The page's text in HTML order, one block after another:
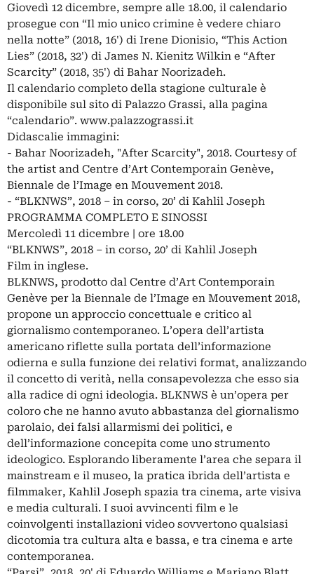
Giovedì 12 dicembre, sempre alle 18.00, il calendario
prosegue con “Il mio unico crimine è vedere chiaro
nella notte” (2018, 16') di Irene Dionisio, “This Action
Lies” (2018, 32') di James N. Kienitz Wilkin e “After
Scarcity” (2018, 35') di Bahar Noorizadeh.
Il calendario completo della stagione culturale è
disponibile sul sito di Palazzo Grassi, alla pagina
“calendario”. www.palazzograssi.it
Didascalie immagini:
- Bahar Noorizadeh, "After Scarcity", 2018. Courtesy of
the artist and Centre d’Art Contemporain Genève,
Biennale de l’Image en Mouvement 2018.
- “BLKNWS”, 2018 – in corso, 20’ di Kahlil Joseph
PROGRAMMA COMPLETO E SINOSSI
Mercoledì 11 dicembre | ore 18.00
“BLKNWS”, 2018 – in corso, 20’ di Kahlil Joseph
Film in inglese.
BLKNWS, prodotto dal Centre d’Art Contemporain
Genève per la Biennale de l’Image en Mouvement 2018,
propone un approccio concettuale e critico al
giornalismo contemporaneo. L’opera dell’artista
americano riflette sulla portata dell’informazione
odierna e sulla funzione dei relativi format, analizzando
il concetto di verità, nella consapevolezza che esso sia
alla radice di ogni ideologia. BLKNWS è un’opera per
coloro che ne hanno avuto abbastanza del giornalismo
parolaio, dei falsi allarmismi dei politici, e
dell’informazione concepita come uno strumento
ideologico. Esplorando liberamente l’area che separa il
mainstream e il museo, la pratica ibrida dell’artista e
filmmaker, Kahlil Joseph spazia tra cinema, arte visiva
e media culturali. I suoi avvincenti film e le
coinvolgenti installazioni video sovvertono qualsiasi
dicotomia tra cultura alta e bassa, e tra cinema e arte
contemporanea.